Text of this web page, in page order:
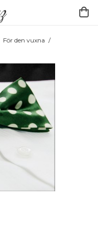
För den vuxna /